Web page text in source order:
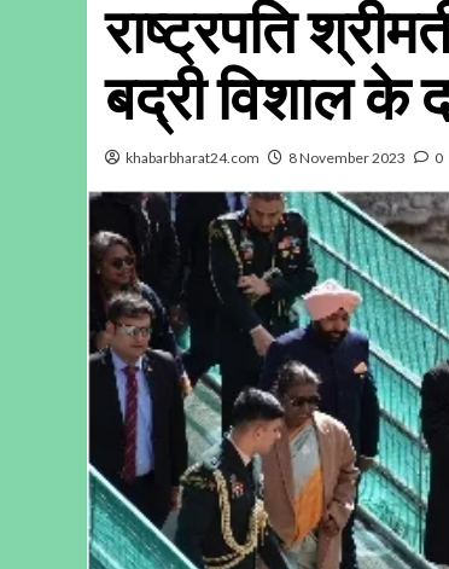
राष्ट्रपति
बद्री विशाल के
khabarbharat24.com 8 November 2023 0